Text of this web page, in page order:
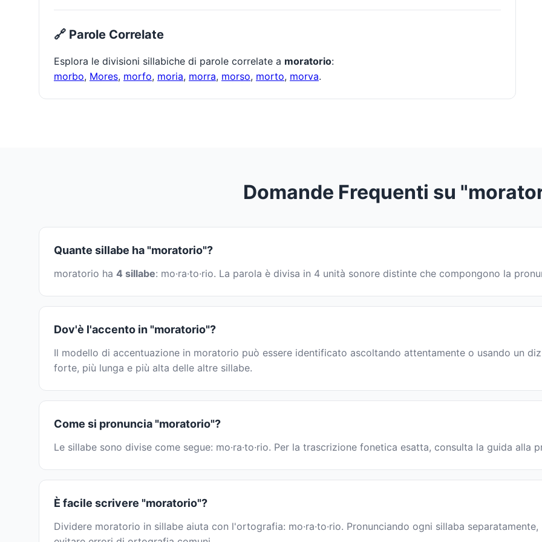
🔗 Parole Correlate
Esplora le divisioni sillabiche di parole correlate a moratorio:
morbo, Mores, morfo, moria, morra, morso, morto, morva.
Domande Frequenti su
Quante sillabe ha "moratorio"?
moratorio ha 4 sillabe: mo·ra·to·rio. La parola è divisa in 4 unità sonore distinte che compongono la
Dov'è l'accento in "moratorio"?
Il modello di accentuazione in moratorio può essere identificato ascoltando attentamente o usando un
forte, più lunga e più alta delle altre sillabe.
Come si pronuncia "moratorio"?
Le sillabe sono divise come segue: mo·ra·to·rio. Per la trascrizione fonetica esatta, consulta la guida alla
È facile scrivere "moratorio"?
Dividere moratorio in sillabe aiuta con l'ortografia: mo·ra·to·rio. Pronunciando ogni sillaba